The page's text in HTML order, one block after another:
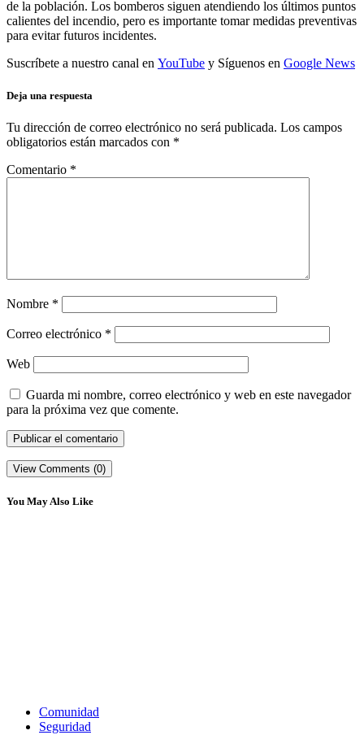
de la población. Los bomberos siguen atendiendo los últimos puntos
calientes del incendio, pero es importante tomar medidas preventivas
para evitar futuros incidentes.
Suscríbete a nuestro canal en YouTube y Síguenos en Google News
Deja una respuesta
Tu dirección de correo electrónico no será publicada. Los campos
obligatorios están marcados con *
Comentario *
Nombre *
Correo electrónico *
Web
Guarda mi nombre, correo electrónico y web en este navegador
para la próxima vez que comente.
View Comments (0)
You May Also Like
Comunidad
Seguridad